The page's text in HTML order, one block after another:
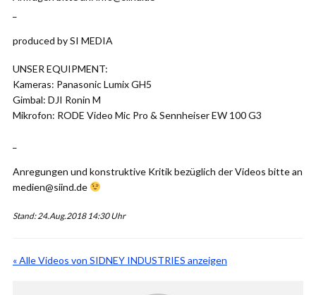
produced by SI MEDIA
UNSER EQUIPMENT:
Kameras: Panasonic Lumix GH5
Gimbal: DJI Ronin M
Mikrofon: RODE Video Mic Pro & Sennheiser EW 100 G3
Anregungen und konstruktive Kritik bezüglich der Videos bitte an
medien@siind.de
Stand: 24.Aug.2018 14:30 Uhr
« Alle Videos von SIDNEY INDUSTRIES anzeigen